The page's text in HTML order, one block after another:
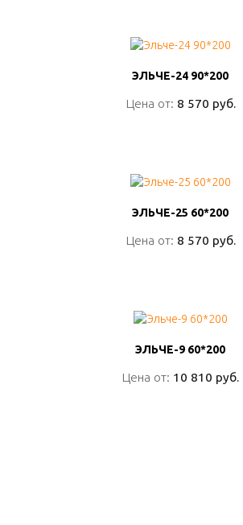
ЭЛЬЧЕ-24 90*200
Цена от: 8 570 руб.
ЭЛЬЧЕ-24 90*200
Цена от: 8 570 руб.
ЭЛЬЧЕ-25 60*200
Цена от: 8 570 руб.
ЭЛЬЧЕ-25 60*200
Цена от: 8 570 руб.
ЭЛЬЧЕ-9 60*200
Цена от: 10 810 руб.
ЭЛЬЧЕ-9 60*200
Цена от: 10 810 руб.